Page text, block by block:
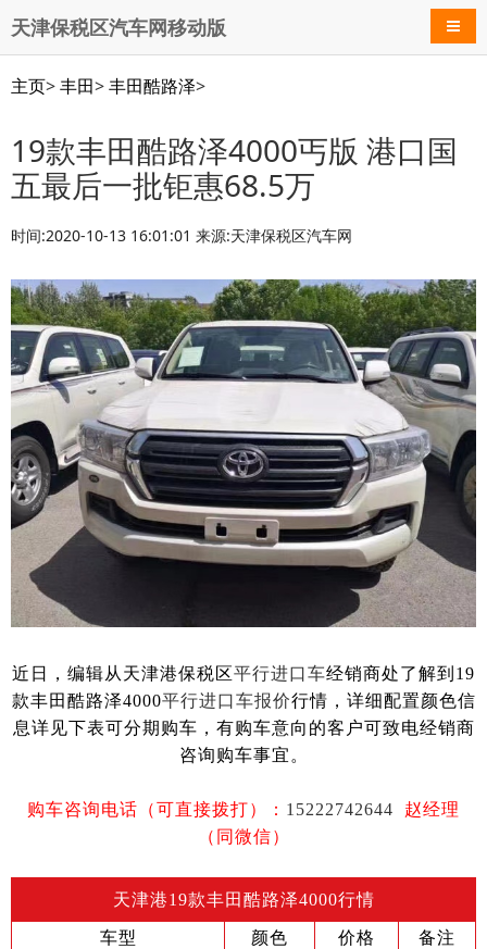
天津保税区汽车网移动版 导航
主页>丰田>丰田酷路泽>
19款丰田酷路泽4000丐版 港口国
五最后一批钜惠68.5万
时间:2020-10-13 16:01:01 来源:天津保税区汽车网
近日，编辑从天津港保税区平行进口车经销商处了解到19
款丰田酷路泽4000平行进口车报价行情，详细配置颜色信
息详见下表可分期购车，有购车意向的客户可致电经销商
咨询购车事宜。
购车咨询电话（可直接拨打）： 15222742644
赵经理
（同微信）
天津港19款丰田酷路泽4000行情
车型 颜色 价格
备注